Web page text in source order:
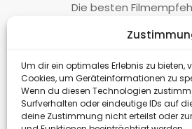
Um dir ein optimales Erlebnis zu bieten,
Cookies, um Geräteinformationen zu
Wenn du diesen Technologien
Surfverhalten oder eindeutige IDs auf
deine Zustimmung nicht erteilst oder
Die besten
Unternehmen ·